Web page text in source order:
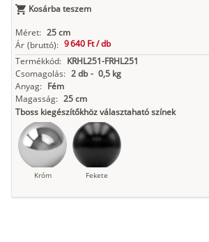
Kosárba teszem
Méret: 25 cm
Ár (bruttó): 9 640 Ft /db
Termékkód: KRHL251-FRHL251
Csomagolás: 2 db - 0,5 kg
Anyag: Fém
Magasság: 25 cm
Tboss kiegészítőkhöz választaható színek
Króm Fekete